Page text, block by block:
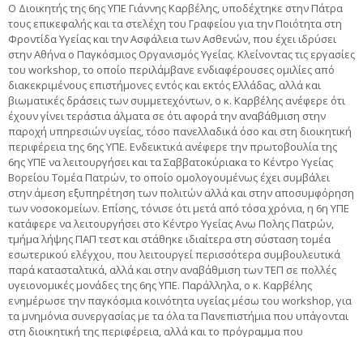
Ο Διοικητής της 6ης ΥΠΕ Γιάννης Καρβέλης, υποδέχτηκε στην Πάτρα
τους επικεφαλής και τα στελέχη του Γραφείου για την Ποιότητα στη
Φροντίδα Υγείας και την Ασφάλεια των Ασθενών, που έχει ιδρύσει
στην Αθήνα ο Παγκόσμιος Οργανισμός Υγείας. Κλείνοντας τις εργασίες
του workshop, το οποίο περιλάμβανε ενδιαφέρουσες ομιλίες από
διακεκριμένους επιστήμονες εντός και εκτός Ελλάδας, αλλά και
βιωματικές δράσεις των συμμετεχόντων, ο κ. Καρβέλης ανέφερε ότι
έχουν γίνει τεράστια άλματα σε ότι αφορά την αναβάθμιση στην
παροχή υπηρεσιών υγείας, τόσο πανελλαδικά όσο και στη διοικητική
περιφέρεια της 6ης ΥΠΕ. Ενδεικτικά ανέφερε την πρωτοβουλία της
6ης ΥΠΕ να λειτουργήσει και τα Σαββατοκύριακα το Κέντρο Υγείας
Βορείου Τομέα Πατρών, το οποίο ομολογουμένως έχει συμβάλει
στην άμεση εξυπηρέτηση των πολιτών αλλά και στην αποσυμφόρηση
των νοσοκομείων. Επίσης, τόνισε ότι μετά από τόσα χρόνια, η 6η ΥΠΕ
κατάφερε να λειτουργήσει στο Κέντρο Υγείας Ανω Πολης Πατρών,
τμήμα λήψης ΠΑΠ τεστ και στάθηκε ιδιαίτερα στη σύσταση τομέα
εσωτερικού ελέγχου, που λειτουργεί περισσότερα συμβουλευτικά
παρά κατασταλτικά, αλλά και στην αναβάθμιση των ΤΕΠ σε πολλές
υγειονομικές μονάδες της 6ης ΥΠΕ. Παράλληλα, ο κ. Καρβέλης
ενημέρωσε την παγκόσμια κοινότητα υγείας μέσω του workshop, για
τα μνημόνια συνεργασίας με τα όλα τα Πανεπιστήμια που υπάγονται
στη διοικητική της περιφέρεια, αλλά και το πρόγραμμα που